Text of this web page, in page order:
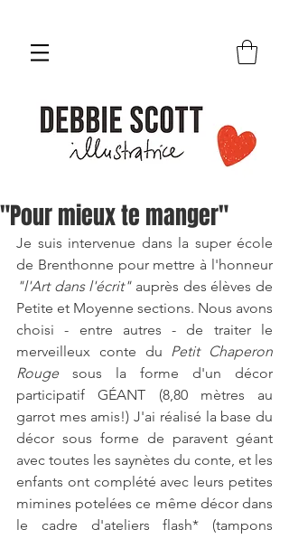
"Pour mieux te manger"
Je suis intervenue dans la super école
"l'Art dans l'écrit" auprès des élèves de
Petite et Moyenne sections. Nous avons
choisi - entre autres - de traiter le
merveilleux conte du Petit Chaperon
Rouge sous la forme d'un décor
participatif GÉANT (8,80 mètres au
garrot mes amis!) J'ai réalisé la base du
décor sous forme de paravent géant
avec toutes les saynètes du conte, et les
enfants ont complété avec leurs petites
mimines potelées ce même décor dans
le cadre d'ateliers flash* (tampons